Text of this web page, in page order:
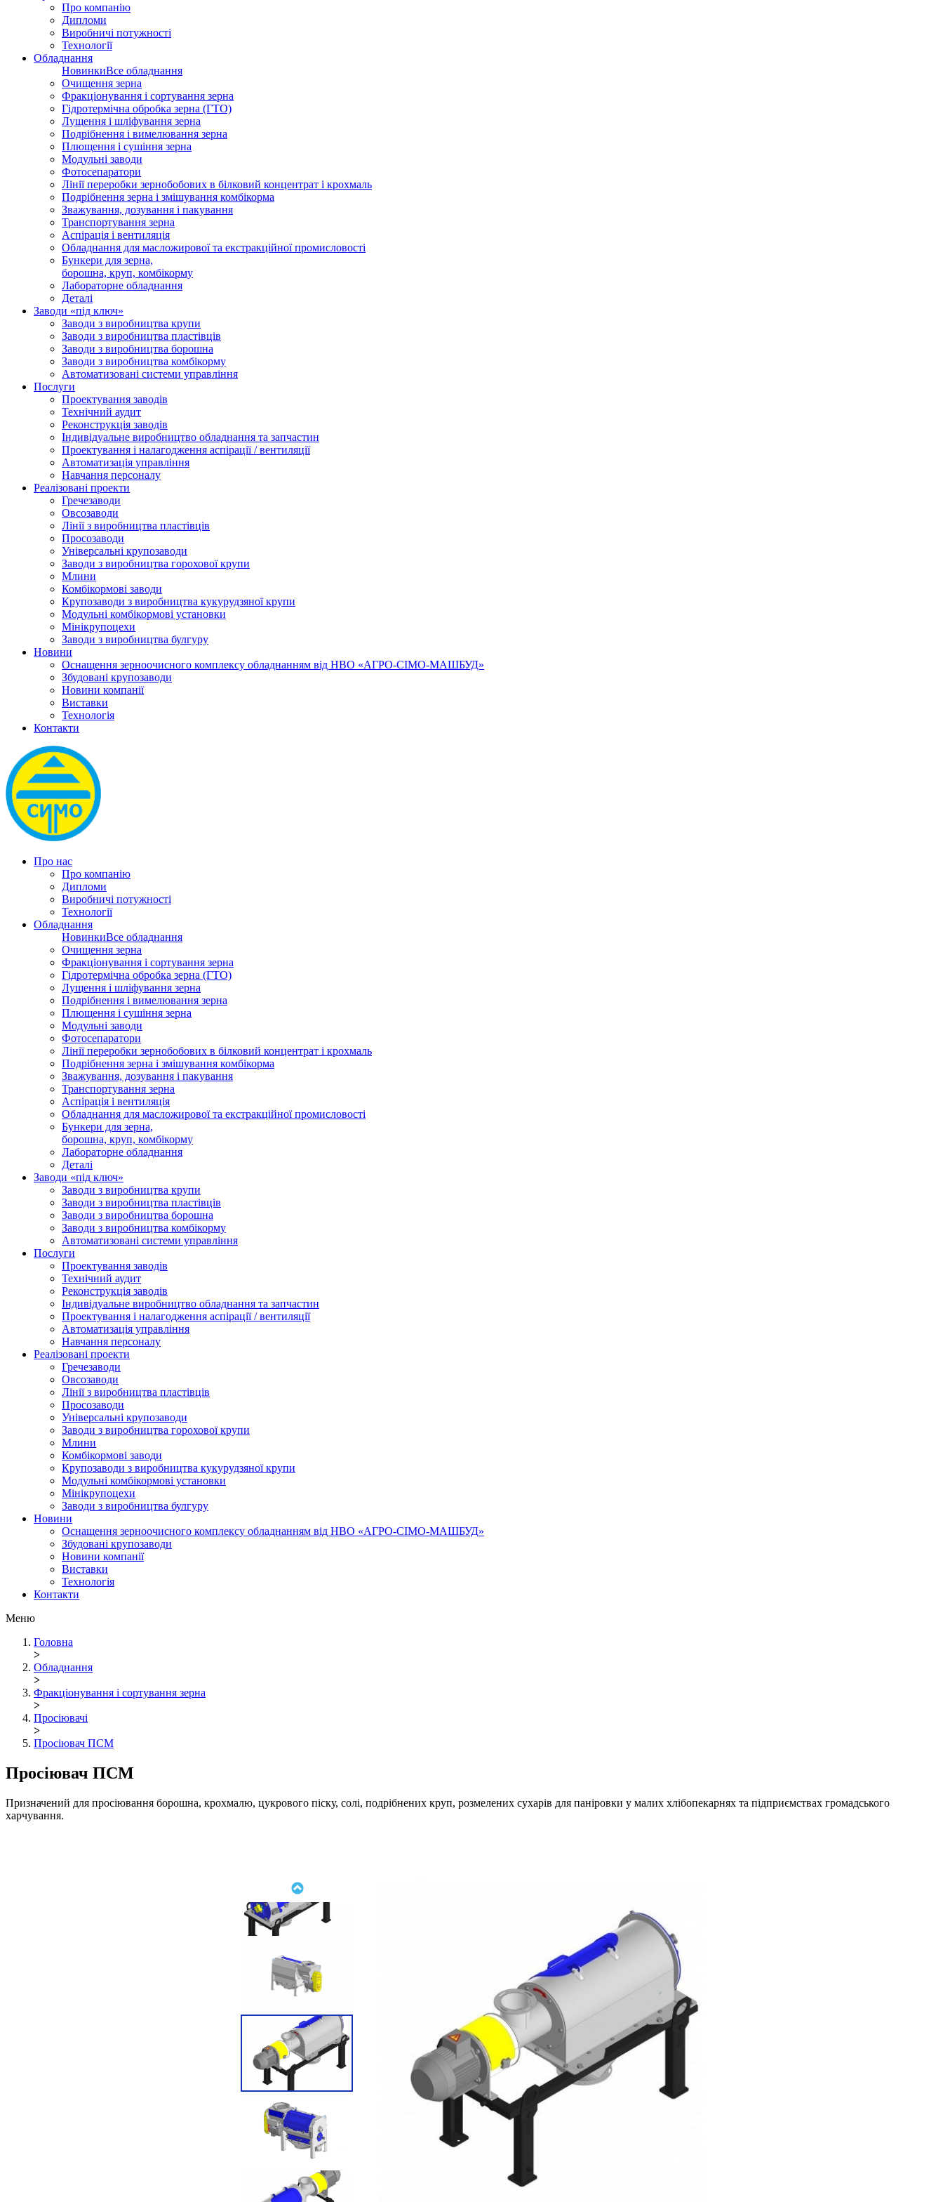
Про компанію
Дипломи
Виробничі потужності
Технології
Обладнання
НовинкиВсе обладнання
Очищення зерна
Фракціонування і сортування зерна
Гідротермічна обробка зерна (ГТО)
Лущення і шліфування зерна
Подрібнення і вимелювання зерна
Плющення і сушіння зерна
Модульні заводи
Фотосепаратори
Лінії переробки зернобобових в білковий концентрат і крохмаль
Подрібнення зерна і змішування комбікорма
Зважування, дозування і пакування
Транспортування зерна
Аспірація і вентиляція
Обладнання для масложирової та екстракційної промисловості
Бункери для зерна,
борошна, круп, комбікорму
Лабораторне обладнання
Деталі
Заводи «під ключ»
Заводи з виробництва крупи
Заводи з виробництва пластівців
Заводи з виробництва борошна
Заводи з виробництва комбікорму
Автоматизовані системи управління
Послуги
Проектування заводів
Технічний аудит
Реконструкція заводів
Індивідуальне виробництво обладнання та запчастин
Проектування і налагодження аспірації / вентиляції
Автоматизація управління
Навчання персоналу
Реалізовані проекти
Гречезаводи
Овсозаводи
Лінії з виробництва пластівців
Просозаводи
Універсальні крупозаводи
Заводи з виробництва горохової крупи
Млини
Комбікормові заводи
Крупозаводи з виробництва кукурудзяної крупи
Модульні комбікормові установки
Мінікрупоцехи
Заводи з виробництва булгуру
Новини
Оснащення зерноочисного комплексу обладнанням від НВО «АГРО-СІМО-МАШБУД»
Збудовані крупозаводи
Новини компанії
Виставки
Технологія
Контакти
Про нас
Про компанію
Дипломи
Виробничі потужності
Технології
Обладнання
НовинкиВсе обладнання
Очищення зерна
Фракціонування і сортування зерна
Гідротермічна обробка зерна (ГТО)
Лущення і шліфування зерна
Подрібнення і вимелювання зерна
Плющення і сушіння зерна
Модульні заводи
Фотосепаратори
Лінії переробки зернобобових в білковий концентрат і крохмаль
Подрібнення зерна і змішування комбікорма
Зважування, дозування і пакування
Транспортування зерна
Аспірація і вентиляція
Обладнання для масложирової та екстракційної промисловості
Бункери для зерна,
борошна, круп, комбікорму
Лабораторне обладнання
Деталі
Заводи «під ключ»
Заводи з виробництва крупи
Заводи з виробництва пластівців
Заводи з виробництва борошна
Заводи з виробництва комбікорму
Автоматизовані системи управління
Послуги
Проектування заводів
Технічний аудит
Реконструкція заводів
Індивідуальне виробництво обладнання та запчастин
Проектування і налагодження аспірації / вентиляції
Автоматизація управління
Навчання персоналу
Реалізовані проекти
Гречезаводи
Овсозаводи
Лінії з виробництва пластівців
Просозаводи
Універсальні крупозаводи
Заводи з виробництва горохової крупи
Млини
Комбікормові заводи
Крупозаводи з виробництва кукурудзяної крупи
Модульні комбікормові установки
Мінікрупоцехи
Заводи з виробництва булгуру
Новини
Оснащення зерноочисного комплексу обладнанням від НВО «АГРО-СІМО-МАШБУД»
Збудовані крупозаводи
Новини компанії
Виставки
Технологія
Контакти
Меню
Головна
>
Обладнання
>
Фракціонування і сортування зерна
>
Просіювачі
>
Просіювач ПСМ
Просіювач ПСМ
Призначений для просіювання борошна, крохмалю, цукрового піску, солі, подрібнених круп, розмелених сухарів для паніровки у малих хлібопекарнях та підприємствах громадського
харчування.